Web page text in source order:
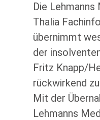
Die
Thalia
übernimmt
der
Fritz Knapp/
rückwirkend
Mit der
Lehmanns